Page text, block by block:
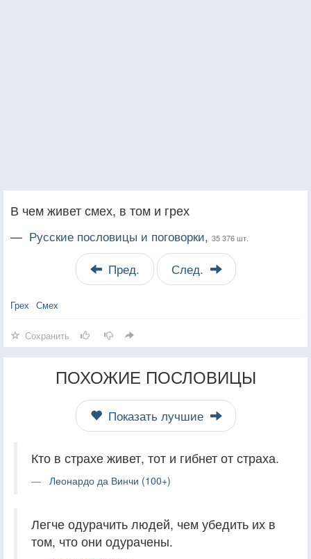
В чем живет смех, в том и грех
— Русские пословицы и поговорки, 35 376 шт.
Пред. След.
Грех Смех
Сохранить
ПОХОЖИЕ ПОСЛОВИЦЫ
Показать лучшие
Кто в страхе живет, тот и гибнет от страха.
Леонардо да Винчи (100+)
Легче одурачить людей, чем убедить их в
том, что они одурачены.